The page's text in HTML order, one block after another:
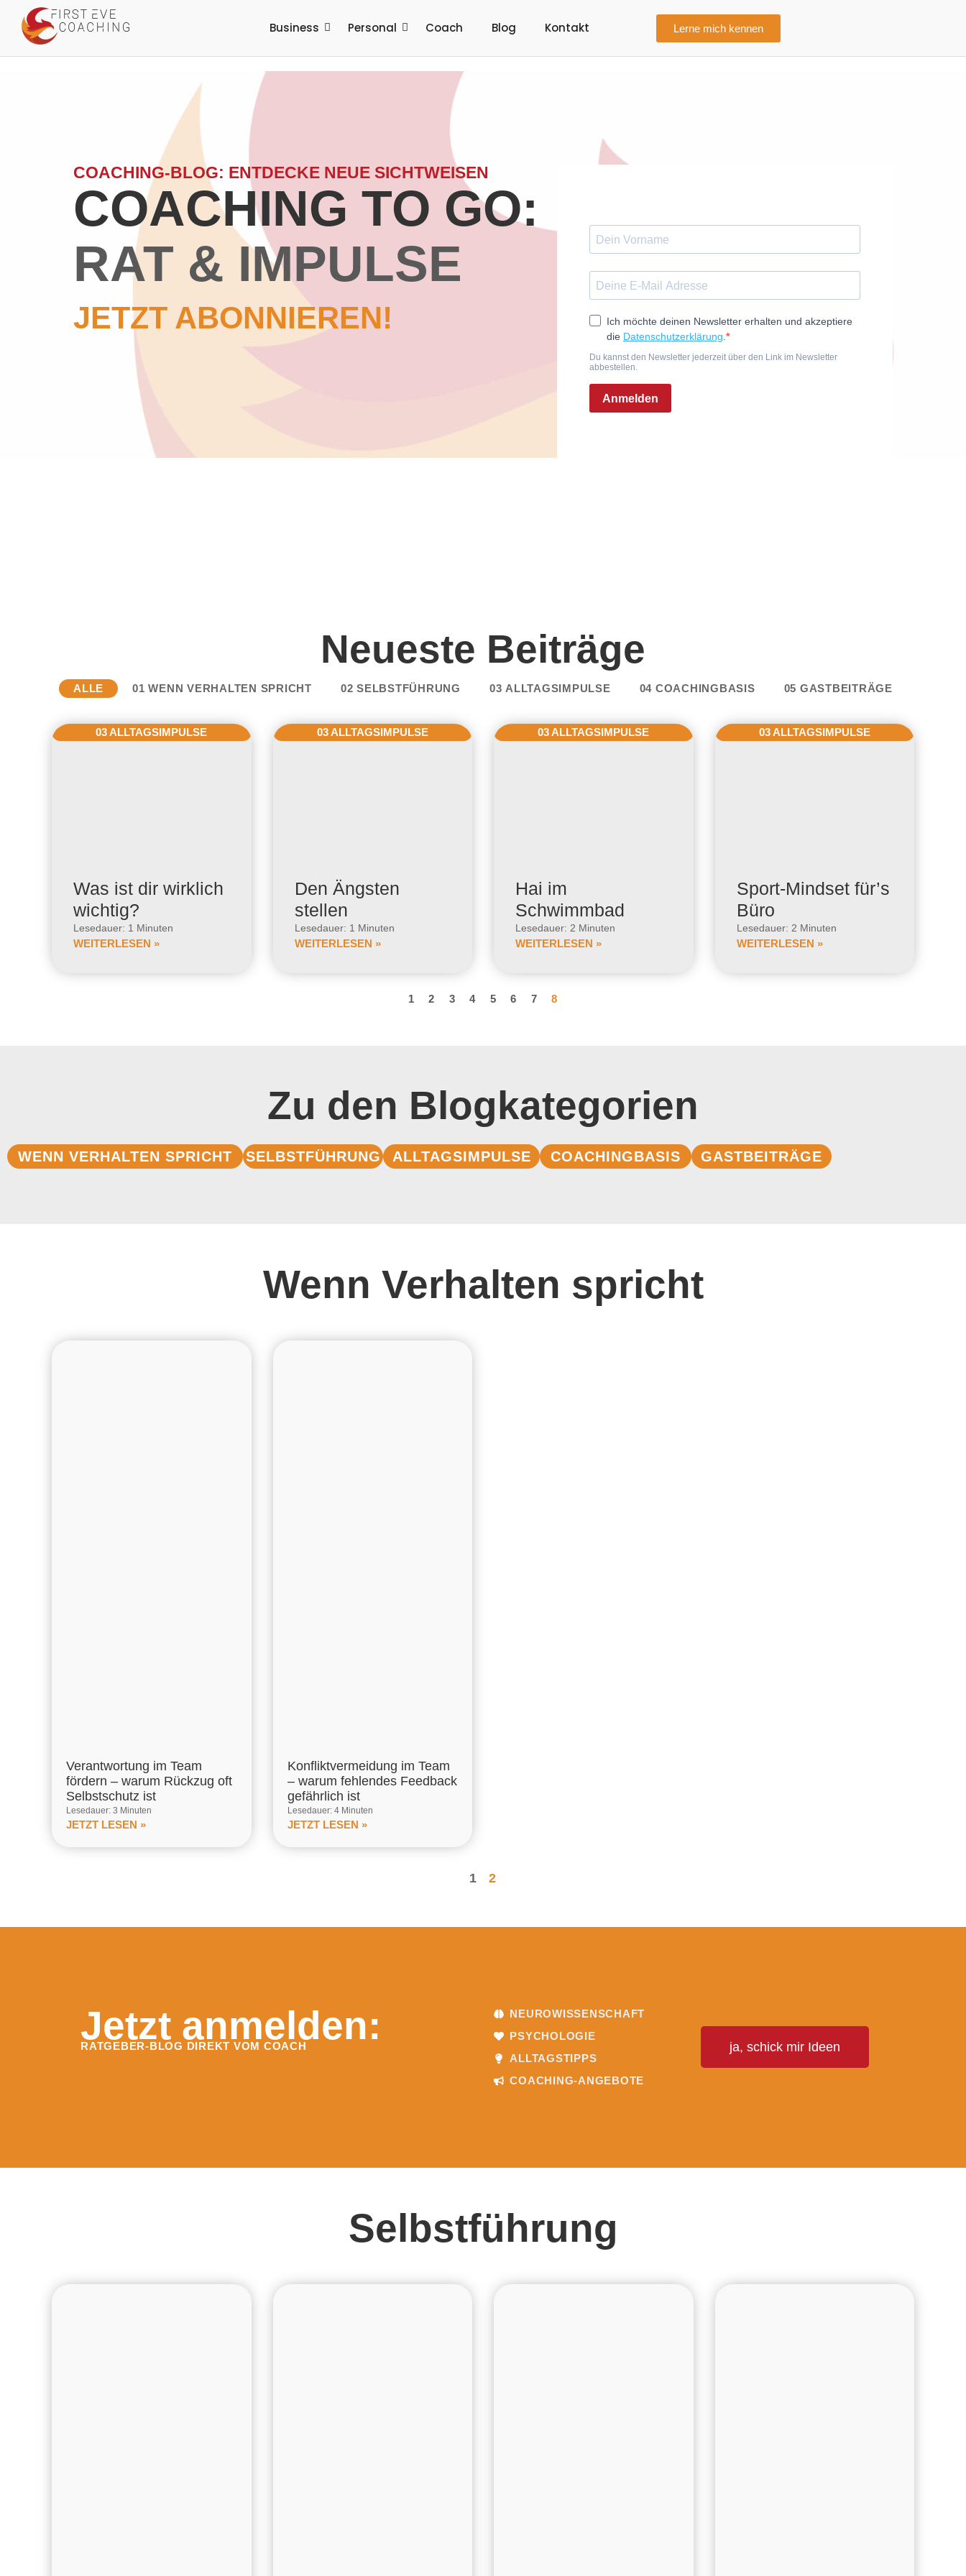
Business Personal Coach Blog Kontakt Lerne mich kennen
COACHING-BLOG: ENTDECKE NEUE SICHTWEISEN
COACHING TO GO:
RAT & IMPULSE
JETZT ABONNIEREN!
Neueste Beiträge
01 WENN VERHALTEN SPRICHT 02 SELBSTFÜHRUNG 03 ALLTAGSIMPULSE 04 COACHINGBASIS 05 GASTBEITRÄGE
ALLE
03 ALLTAGSIMPULSE
Was ist dir wirklich
wichtig?
Lesedauer: 1 Minuten
WEITERLESEN »
03 ALLTAGSIMPULSE
Den Ängsten
stellen
Lesedauer: 1 Minuten
WEITERLESEN »
03 ALLTAGSIMPULSE
Hai im
Schwimmbad
Lesedauer: 2 Minuten
WEITERLESEN »
03 ALLTAGSIMPULSE
Sport-Mindset für’s
Büro
Lesedauer: 2 Minuten
WEITERLESEN »
1 2 3 4 5 6 7 8
Zu den Blogkategorien
WENN VERHALTEN SPRICHT SELBSTFÜHRUNG ALLTAGSIMPULSE COACHINGBASIS GASTBEITRÄGE
Wenn Verhalten spricht
Verantwortung im Team
fördern – warum Rückzug oft
Selbstschutz ist
Lesedauer: 3 Minuten
JETZT LESEN »
Konfliktvermeidung im Team
– warum fehlendes Feedback
gefährlich ist
Lesedauer: 4 Minuten
JETZT LESEN »
1 2
Jetzt anmelden:
RATGEBER-BLOG DIREKT VOM COACH
NEUROWISSENSCHAFT
PSYCHOLOGIE
ALLTAGSTIPPS
COACHING-ANGEBOTE
ja, schick mir Ideen
Selbstführung